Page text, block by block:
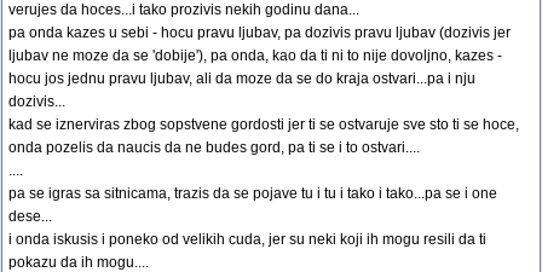
verujes da hoces...i tako prozivis nekih godinu dana...
pa onda kazes u sebi - hocu pravu ljubav, pa dozivis pravu ljubav (dozivis jer
ljubav ne moze da se 'dobije'), pa onda, kao da ti ni to nije dovoljno, kazes -
hocu jos jednu pravu ljubav, ali da moze da se do kraja ostvari...pa i nju
dozivis...
kad se iznerviras zbog sopstvene gordosti jer ti se ostvaruje sve sto ti se hoce,
onda pozelis da naucis da ne budes gord, pa ti se i to ostvari....
....
pa se igras sa sitnicama, trazis da se pojave tu i tu i tako i tako...pa se i one
dese...
i onda iskusis i poneko od velikih cuda, jer su neki koji ih mogu resili da ti
pokazu da ih mogu....